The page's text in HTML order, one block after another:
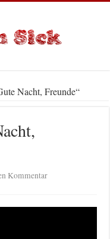
Nacht, Freunde“
Kommentar